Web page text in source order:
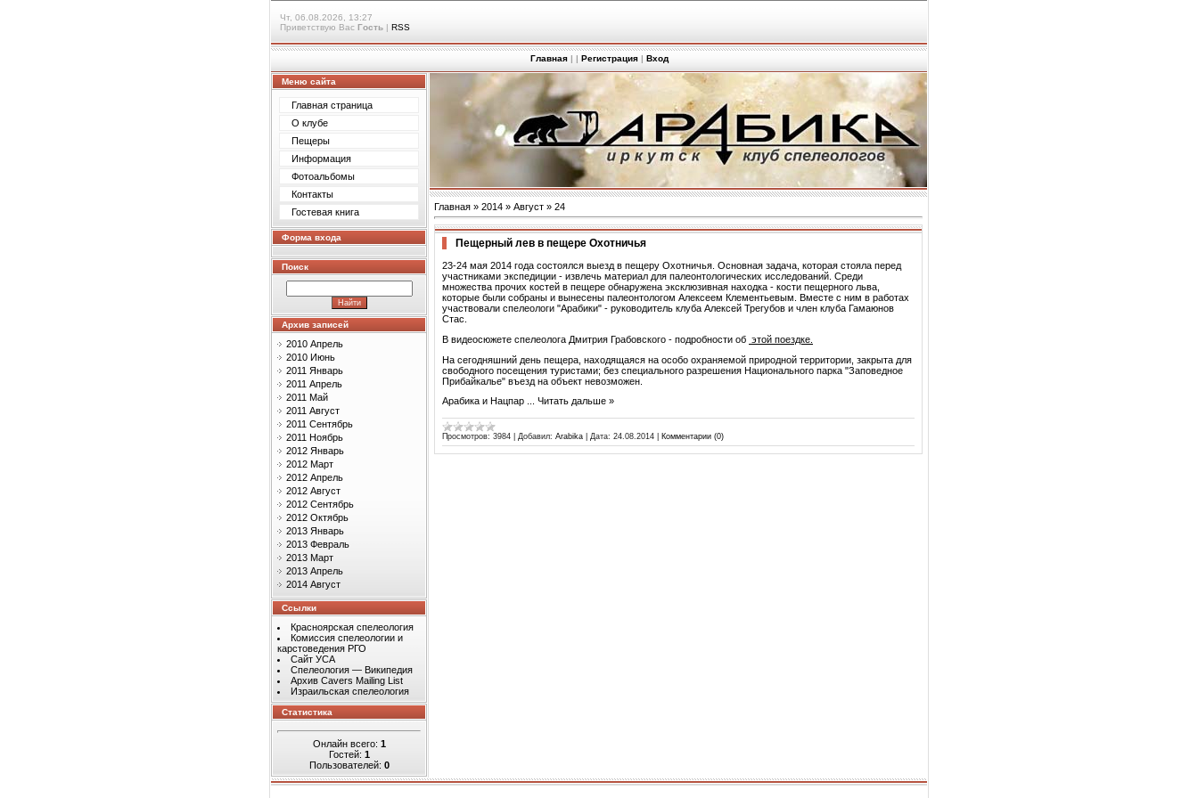
Чт, 06.08.2026, 13:27
Приветствую Вас Гость | RSS
Главная| | Регистрация| Вход
Меню сайта
Главная страница
О клубе
Пещеры
Информация
Фотоальбомы
Контакты
Гостевая книга
Форма входа
Поиск
Архив записей
2010 Апрель
2010 Июнь
2011 Январь
2011 Апрель
2011 Май
2011 Август
2011 Сентябрь
2011 Ноябрь
2012 Январь
2012 Март
2012 Апрель
2012 Август
2012 Сентябрь
2012 Октябрь
2013 Январь
2013 Февраль
2013 Март
2013 Апрель
2014 Август
Ссылки
Красноярская спелеология
Комиссия спелеологии и
карстоведения РГО
Сайт УСА
Спелеология — Википедия
Архив Cavers Mailing List
Израильская спелеология
Статистика
Онлайн всего: 1
Гостей: 1
Пользователей: 0
Главная » 2014 » Август » 24
Пещерный лев в пещере Охотничья
23-24 мая 2014 года состоялся выезд в пещеру Охотничья. Основная задача, которая стояла перед
участниками экспедиции - извлечь материал для палеонтологических исследований. Среди
множества прочих костей в пещере обнаружена эксклюзивная находка - кости пещерного льва,
которые были собраны и вынесены палеонтологом Алексеем Клементьевым. Вместе с ним в работах
участвовали спелеологи "Арабики" - руководитель клуба Алексей Трегубов и член клуба Гамаюнов
Стас.
В видеосюжете спелеолога Дмитрия Грабовского - подробности об этой поездке.
На сегодняшний день пещера, находящаяся на особо охраняемой природной территории, закрыта для
свободного посещения туристами; без специального разрешения Национального парка "Заповедное
Прибайкалье" въезд на объект невозможен.
Арабика и Нацпар
Читать дальше »
Просмотров: 3984 Добавил: Arabika Дата: 24.08.2014 Комментарии (0)